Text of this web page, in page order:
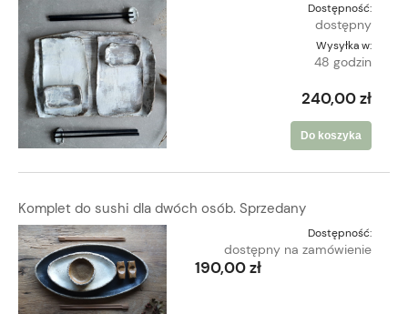
Dostępność:
dostępny
Wysyłka w:
48 godzin
240,00 zł
Do koszyka
Komplet do sushi dla dwóch osób. Sprzedany
Dostępność:
dostępny na zamówienie
190,00 zł